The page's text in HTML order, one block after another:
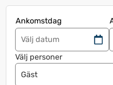
Ankomstdag
Avresedag
Navigera
framåt
för
att
Välj personer
Gäst